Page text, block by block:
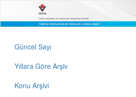
Güncel Sayı
Yıllara Göre Arşiv
Konu Arşivi